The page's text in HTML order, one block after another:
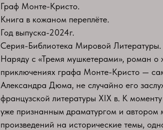
Граф Монте-Кристо.
Книга в кожаном переплёте.
Год выпуска-2024г.
Серия-Библиотека Мировой Литературы.
Наряду с «Тремя мушкетерами», роман
приключениях графа Монте-Кристо —
Александра Дюма, не случайно его
французской литературы XIX в. К
уже признанным драматургом и автором
произведений на исторические темы,